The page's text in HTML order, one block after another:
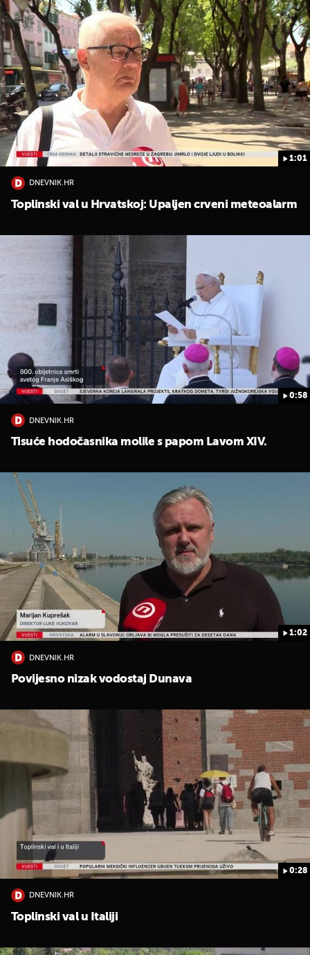
1:01
DNEVNIK.HR
Toplinski val u Hrvatskoj: Upaljen crveni meteoalarm
0:58
DNEVNIK.HR
Tisuće hodočasnika molile s papom Lavom XIV.
1:02
DNEVNIK.HR
Povijesno nizak vodostaj Dunava
0:28
DNEVNIK.HR
Toplinski val u Italiji